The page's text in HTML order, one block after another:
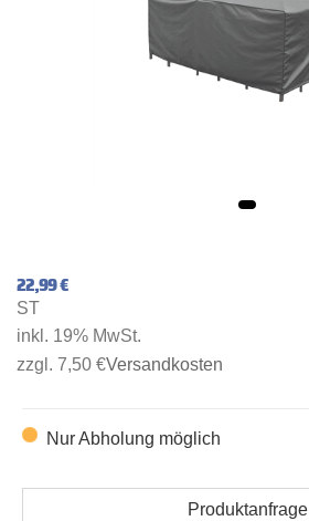
22,99 €
ST
inkl. 19% MwSt.
zzgl. 7,50 €Versandkosten
Nur Abholung möglich
Produktanfrage